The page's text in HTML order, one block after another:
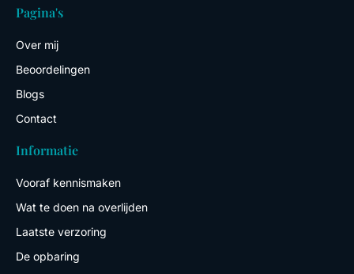
o
k
f
Pagina's
Over mij
Beoordelingen
Blogs
Contact
Informatie
Vooraf kennismaken
Wat te doen na overlijden
Laatste verzoring
De opbaring